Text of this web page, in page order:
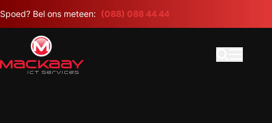
Spoed? Bel ons meteen: (088) 088 44 44